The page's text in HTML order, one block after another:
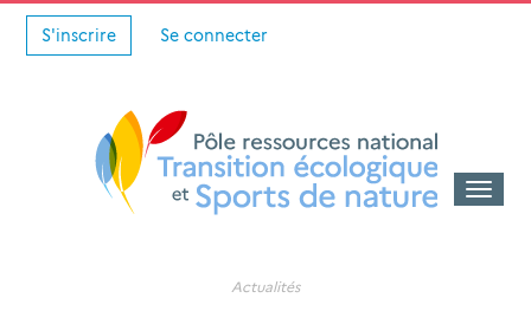
S'inscrire Se connecter
Toggle
Actualités